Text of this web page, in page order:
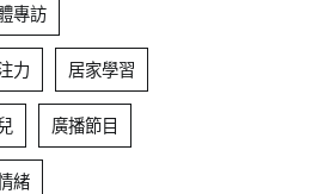
專訪
力 居家學習
廣播節目
緒